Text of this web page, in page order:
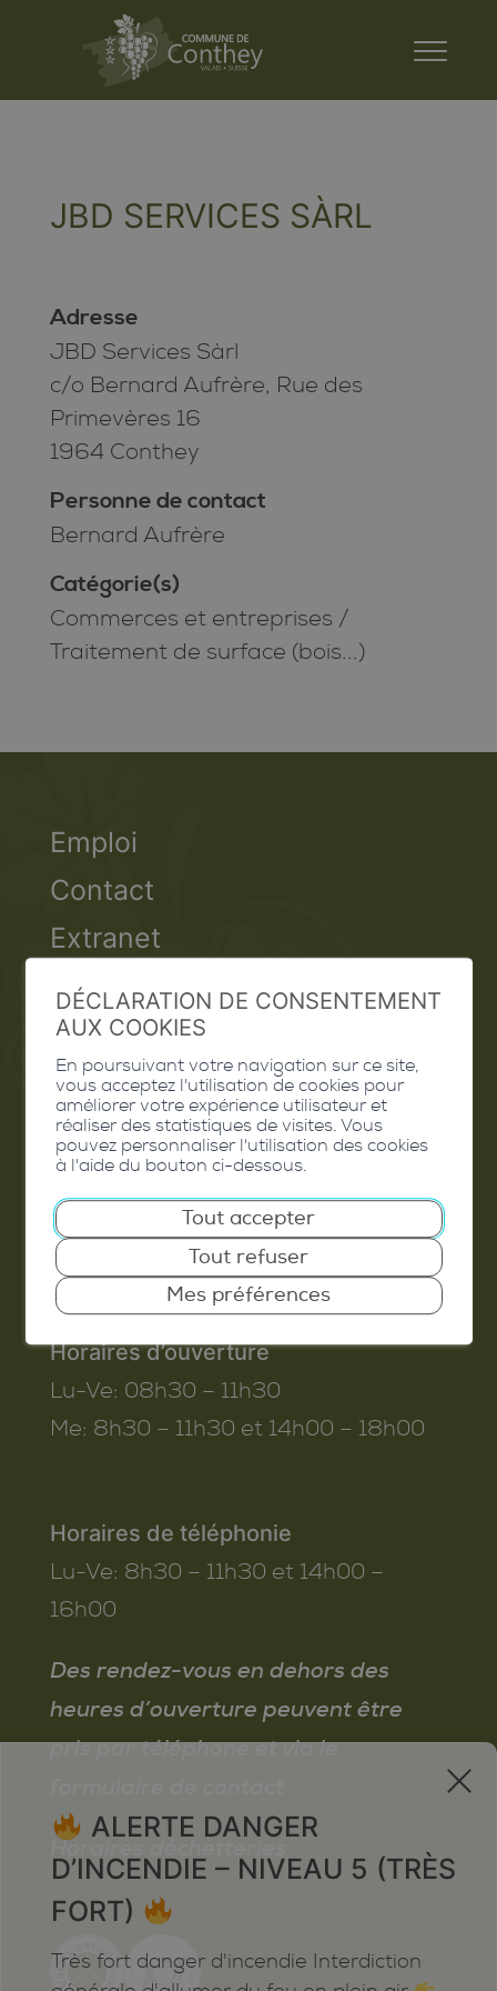
JBD SERVICES SÀRL
Adresse
JBD Services Sàrl
c/o Bernard Aufrère, Rue des
Primevères 16
1964 Conthey
Personne de contact
Bernard Aufrère
Catégorie(s)
Commerces et entreprises /
Traitement de surface (bois...)
Emploi
Contact
Extranet
Valais Excellence
Commune de Conthey
Route de Savoie 54
1975 St-Séverin
T. 027 345 45 45
info@conthey.ch
Horaires d’ouverture
Lu-Ve: 08h30 – 11h30
Me: 8h30 – 11h30 et 14h00 – 18h00
Horaires de téléphonie
Lu-Ve: 8h30 – 11h30 et 14h00 –
16h00
Des rendez-vous en dehors des
heures d’ouverture peuvent être
pris par téléphone et via le
Horaires déchetteries
x
ALERTE DANGER
D’INCENDIE – NIVEAU 5 (TRÈS
FORT)
Très fort danger d'incendie Interdiction
DÉCLARATION DE CONSENTEMENT
AUX COOKIES
En poursuivant votre navigation sur ce site,
vous acceptez l'utilisation de cookies pour
améliorer votre expérience utilisateur et
réaliser des statistiques de visites. Vous
pouvez personnaliser l'utilisation des cookies
à l'aide du bouton ci-dessous.
Tout accepter
Tout refuser
Mes préférences